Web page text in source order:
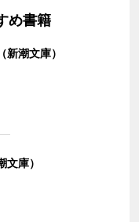
め書籍
潮文庫）
庫）